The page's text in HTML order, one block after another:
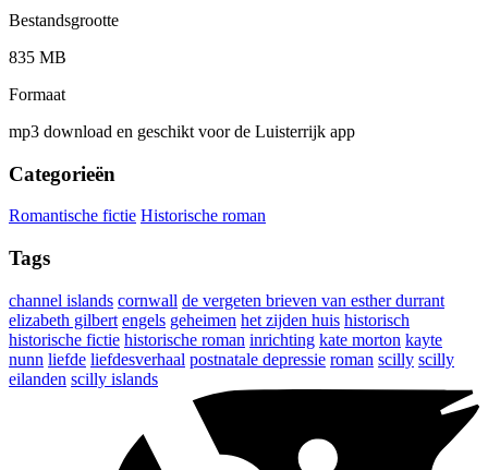
Bestandsgrootte
835 MB
Formaat
mp3 download en geschikt voor de Luisterrijk app
Categorieën
Romantische fictie Historische roman
Tags
channel islands cornwall de vergeten brieven van esther durrant
elizabeth gilbert engels geheimen het zijden huis historisch
historische fictie historische roman inrichting kate morton kayte
nunn liefde liefdesverhaal postnatale depressie roman scilly scilly
eilanden scilly islands